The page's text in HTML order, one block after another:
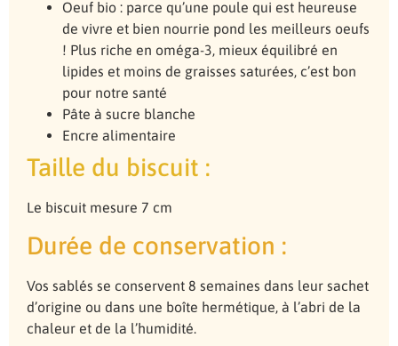
Oeuf bio : parce qu’une poule qui est heureuse
de vivre et bien nourrie pond les meilleurs oeufs
! Plus riche en oméga-3, mieux équilibré en
lipides et moins de graisses saturées, c’est bon
pour notre santé
Pâte à sucre blanche
Encre alimentaire
Taille du biscuit :
Le biscuit mesure 7 cm
Durée de conservation :
Vos sablés se conservent 8 semaines dans leur sachet
d’origine ou dans une boîte hermétique, à l’abri de la
chaleur et de la l’humidité.